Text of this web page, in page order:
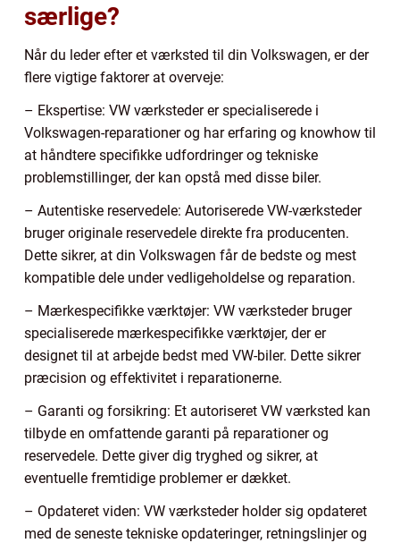
særlige?
Når du leder efter et værksted til din Volkswagen, er der
flere vigtige faktorer at overveje:
– Ekspertise: VW værksteder er specialiserede i
Volkswagen-reparationer og har erfaring og knowhow til
at håndtere specifikke udfordringer og tekniske
problemstillinger, der kan opstå med disse biler.
– Autentiske reservedele: Autoriserede VW-værksteder
bruger originale reservedele direkte fra producenten.
Dette sikrer, at din Volkswagen får de bedste og mest
kompatible dele under vedligeholdelse og reparation.
– Mærkespecifikke værktøjer: VW værksteder bruger
specialiserede mærkespecifikke værktøjer, der er
designet til at arbejde bedst med VW-biler. Dette sikrer
præcision og effektivitet i reparationerne.
– Garanti og forsikring: Et autoriseret VW værksted kan
tilbyde en omfattende garanti på reparationer og
reservedele. Dette giver dig tryghed og sikrer, at
eventuelle fremtidige problemer er dækket.
– Opdateret viden: VW værksteder holder sig opdateret
med de seneste tekniske opdateringer, retningslinjer og